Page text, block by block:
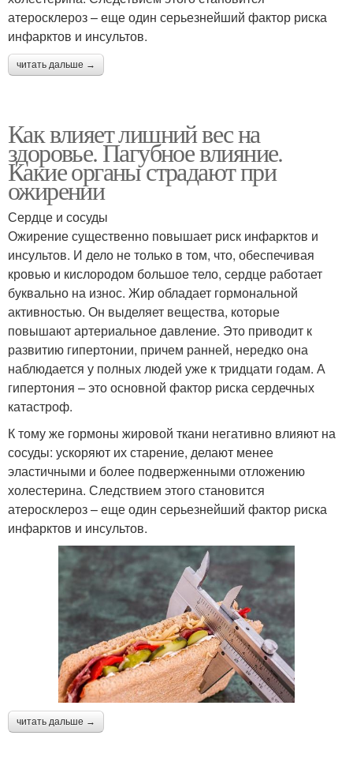
атеросклероз – еще один серьезнейший фактор риска
инфарктов и инсультов.
читать дальше →
Как влияет лишний вес на
здоровье. Пагубное влияние.
Какие органы страдают при
ожирении
Сердце и сосуды
Ожирение существенно повышает риск инфарктов и
инсультов. И дело не только в том, что, обеспечивая
кровью и кислородом большое тело, сердце работает
буквально на износ. Жир обладает гормональной
активностью. Он выделяет вещества, которые
повышают артериальное давление. Это приводит к
развитию гипертонии, причем ранней, нередко она
наблюдается у полных людей уже к тридцати годам. А
гипертония – это основной фактор риска сердечных
катастроф.
К тому же гормоны жировой ткани негативно влияют на
сосуды: ускоряют их старение, делают менее
эластичными и более подверженными отложению
холестерина. Следствием этого становится
атеросклероз – еще один серьезнейший фактор риска
инфарктов и инсультов.
читать дальше →